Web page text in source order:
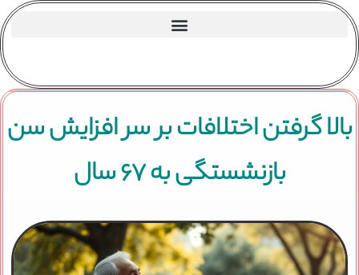
بالا گرفتن اختلافات بر سر افزایش سن
بازنشستگی به ۶۷ سال